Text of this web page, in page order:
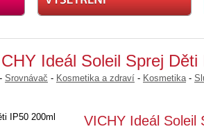
Ideál Soleil Sprej Děti
- Srovnávač - Kosmetika a zdraví - Kosmetika -
VICHY Ideál Soleil